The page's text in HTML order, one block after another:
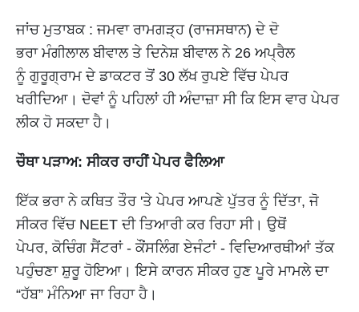
ਜਾਂਚ ਮੁਤਾਬਕ : ਜਮਵਾ ਰਾਮਗੜ੍ਹ (ਰਾਜਸਥਾਨ) ਦੇ ਦੋ
ਭਰਾ ਮੰਗੀਲਾਲ ਬੀਵਾਲ ਤੇ ਦਿਨੇਸ਼ ਬੀਵਾਲ ਨੇ 26 ਅਪ੍ਰੈਲ
ਨੂੰ ਗੁਰੂਗ੍ਰਾਮ ਦੇ ਡਾਕਟਰ ਤੋਂ 30 ਲੱਖ ਰੁਪਏ ਵਿੱਚ ਪੇਪਰ
ਖਰੀਦਿਆ। ਦੋਵਾਂ ਨੂੰ ਪਹਿਲਾਂ ਹੀ ਅੰਦਾਜ਼ਾ ਸੀ ਕਿ ਇਸ ਵਾਰ ਪੇਪਰ
ਲੀਕ ਹੋ ਸਕਦਾ ਹੈ।
ਚੌਥਾ ਪੜਾਅ: ਸੀਕਰ ਰਾਹੀਂ ਪੇਪਰ ਫੈਲਿਆ
ਇੱਕ ਭਰਾ ਨੇ ਕਥਿਤ ਤੌਰ 'ਤੇ ਪੇਪਰ ਆਪਣੇ ਪੁੱਤਰ ਨੂੰ ਦਿੱਤਾ, ਜੋ
ਸੀਕਰ ਵਿੱਚ NEET ਦੀ ਤਿਆਰੀ ਕਰ ਰਿਹਾ ਸੀ। ਉਥੋਂ
ਪੇਪਰ, ਕੋਚਿੰਗ ਸੈਂਟਰਾਂ - ਕੌਂਸਲਿੰਗ ਏਜੰਟਾਂ - ਵਿਦਿਆਰਥੀਆਂ ਤੱਕ
ਪਹੁੰਚਣਾ ਸ਼ੁਰੂ ਹੋਇਆ। ਇਸੇ ਕਾਰਨ ਸੀਕਰ ਹੁਣ ਪੂਰੇ ਮਾਮਲੇ ਦਾ
“ਹੱਬ” ਮੰਨਿਆ ਜਾ ਰਿਹਾ ਹੈ।